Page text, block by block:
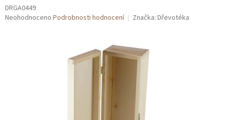
DRGA0449
Průměrné
Neohodnoceno Podrobnosti hodnocení Značka: Dřevotéka